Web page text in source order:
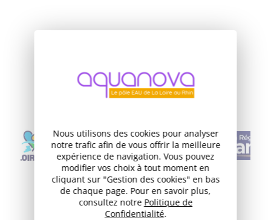
NOS FINANCEURS
Nous utilisons des cookies pour analyser
notre trafic afin de vous offrir la meilleure
expérience de navigation. Vous pouvez
modifier vos choix à tout moment en
cliquant sur "Gestion des cookies" en bas
de chaque page. Pour en savoir plus,
consultez notre Politique de
Confidentialité.